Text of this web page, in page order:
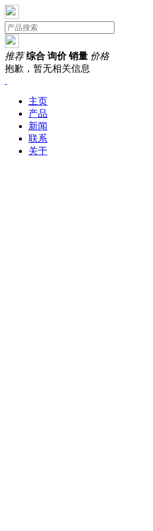
推荐 综合 询价 销量 价格
抱歉，暂无相关信息
主页
产品
新闻
联系
关于